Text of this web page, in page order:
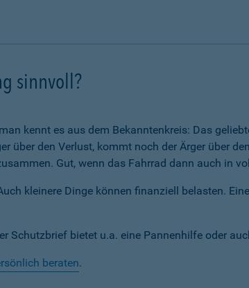
sinnvoll?
kennt es aus dem Bekanntenkreis: Das
über den Verlust, kommt noch der Ärger über
Gut, wenn das Fahrrad dann auch in
kleinere Dinge können finanziell belasten.
Schutzbrief bietet u.a. eine Pannenhilfe oder
beraten.